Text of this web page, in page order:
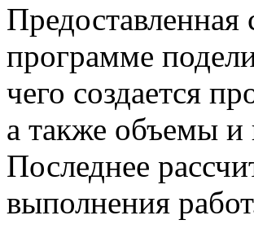
Предоставленная
программе
чего создается
а также объемы и
Последнее
выполнения